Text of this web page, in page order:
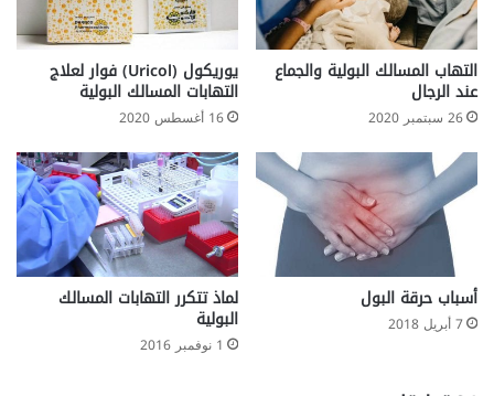
التهاب المسالك البولية والجماع
عند الرجال
26 سبتمبر 2020
يوريكول (Uricol) فوار لعلاج
التهابات المسالك البولية
16 أغسطس 2020
أسباب حرقة البول
7 أبريل 2018
لماذ تتكرر التهابات المسالك
البولية
1 نوفمبر 2016